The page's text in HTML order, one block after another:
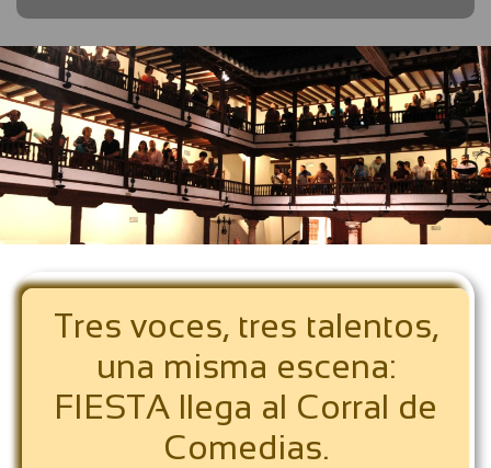
Tres voces, tres talentos,
una misma escena:
FIESTA llega al Corral de
Comedias.